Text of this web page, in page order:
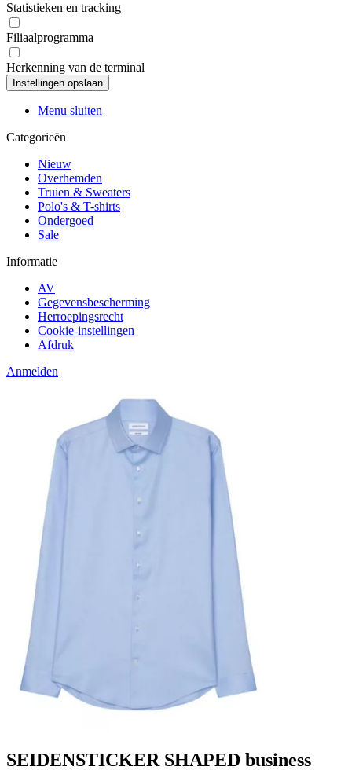
Statistieken en tracking
Filiaalprogramma
Herkenning van de terminal
Menu sluiten
Categorieën
Nieuw
Overhemden
Truien & Sweaters
Polo's & T-shirts
Ondergoed
Sale
Informatie
AV
Gegevensbescherming
Herroepingsrecht
Cookie-instellingen
Afdruk
Anmelden
SEIDENSTICKER SHAPED business